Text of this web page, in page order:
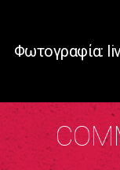
Φωτογραφία: